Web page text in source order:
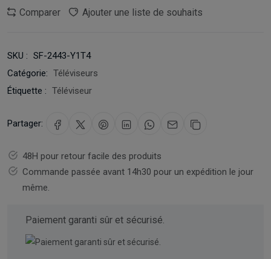
Comparer Ajouter une liste de souhaits
SKU : SF-2443-Y1T4
Catégorie: Téléviseurs
Étiquette : Téléviseur
Partager:
48H pour retour facile des produits
Commande passée avant 14h30 pour un expédition le jour
même.
Paiement garanti sûr et sécurisé.